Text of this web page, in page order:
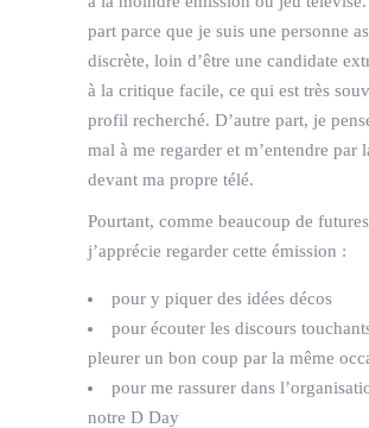
part parce que je suis une personne
discrète, loin d’être une candidate
à la critique facile, ce qui est très
profil recherché. D’autre part, je
mal à me regarder et m’entendre par
devant ma propre télé.
Pourtant, comme beaucoup de
j’apprécie regarder cette émission :
pour y piquer des idées décos
pour écouter les discours
pleurer un bon coup par la même
pour me rassurer dans
notre D Day